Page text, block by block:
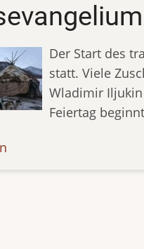
Der Start des
statt. Viele
Wladimir Iljukin
Feiertag